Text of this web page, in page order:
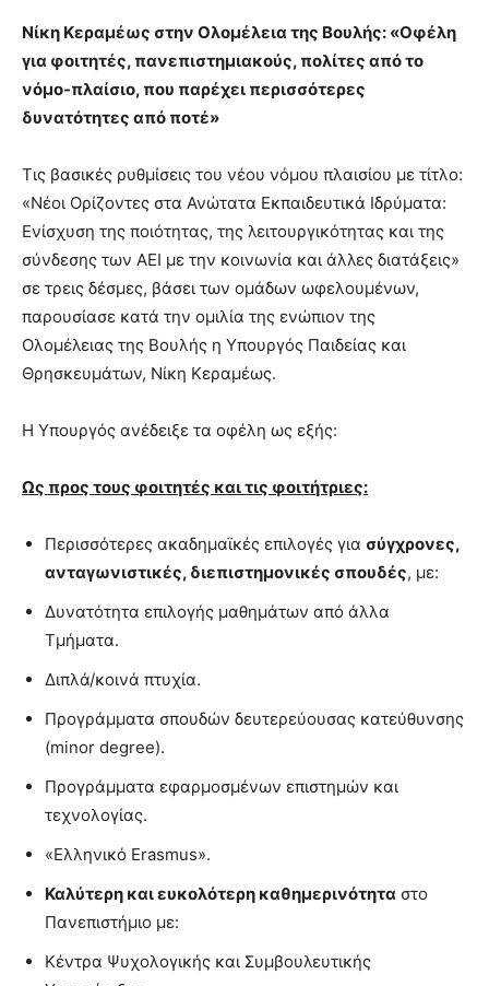
Νίκη Κεραμέως στην Ολομέλεια της Βουλής: «Οφέλη
για φοιτητές, πανεπιστημιακούς, πολίτες από το
νόμο-πλαίσιο, που παρέχει περισσότερες
δυνατότητες από ποτέ»
Τις βασικές ρυθμίσεις του νέου νόμου πλαισίου με τίτλο:
«Νέοι Ορίζοντες στα Ανώτατα Εκπαιδευτικά Ιδρύματα:
Ενίσχυση της ποιότητας, της λειτουργικότητας και της
σύνδεσης των ΑΕΙ με την κοινωνία και άλλες διατάξεις»
σε τρεις δέσμες, βάσει των ομάδων ωφελουμένων,
παρουσίασε κατά την ομιλία της ενώπιον της
Ολομέλειας της Βουλής η Υπουργός Παιδείας και
Θρησκευμάτων, Νίκη Κεραμέως.
Η Υπουργός ανέδειξε τα οφέλη ως εξής:
Ως προς τους φοιτητές και τις φοιτήτριες:
Περισσότερες ακαδημαϊκές επιλογές για σύγχρονες,
ανταγωνιστικές, διεπιστημονικές σπουδές, με:
Δυνατότητα επιλογής μαθημάτων από άλλα
Τμήματα.
Διπλά/κοινά πτυχία.
Προγράμματα σπουδών δευτερεύουσας κατεύθυνσης
(minor degree).
Προγράμματα εφαρμοσμένων επιστημών και
τεχνολογίας.
«Ελληνικό Erasmus».
Καλύτερη και ευκολότερη καθημερινότητα στο
Πανεπιστήμιο με:
Κέντρα Ψυχολογικής και Συμβουλευτικής